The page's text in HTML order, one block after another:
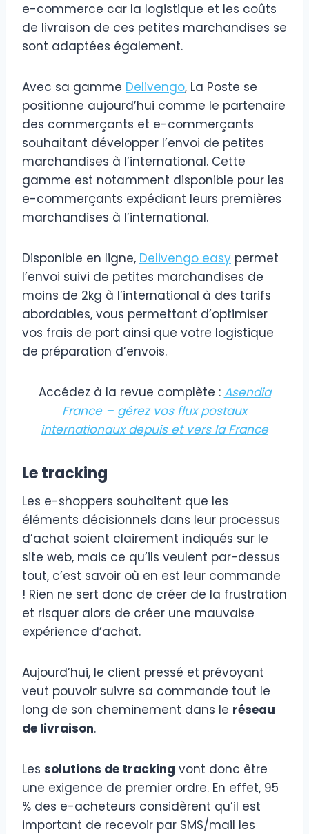
e-commerce car la logistique et les coûts
de livraison de ces petites marchandises se
sont adaptées également.
Avec sa gamme Delivengo, La Poste se
positionne aujourd’hui comme le partenaire
des commerçants et e-commerçants
souhaitant développer l’envoi de petites
marchandises à l’international. Cette
gamme est notamment disponible pour les
e-commerçants expédiant leurs premières
marchandises à l’international.
Disponible en ligne, Delivengo easy permet
l’envoi suivi de petites marchandises de
moins de 2kg à l’international à des tarifs
abordables, vous permettant d’optimiser
vos frais de port ainsi que votre logistique
de préparation d’envois.
Accédez à la revue complète : Asendia
France – gérez vos flux postaux
internationaux depuis et vers la France
Le tracking
Les e-shoppers souhaitent que les
éléments décisionnels dans leur processus
d’achat soient clairement indiqués sur le
site web, mais ce qu’ils veulent par-dessus
tout, c’est savoir où en est leur commande
! Rien ne sert donc de créer de la frustration
et risquer alors de créer une mauvaise
expérience d’achat.
Aujourd’hui, le client pressé et prévoyant
veut pouvoir suivre sa commande tout le
long de son cheminement dans le réseau
de livraison.
Les solutions de tracking vont donc être
une exigence de premier ordre. En effet, 95
% des e-acheteurs considèrent qu’il est
important de recevoir par SMS/mail les